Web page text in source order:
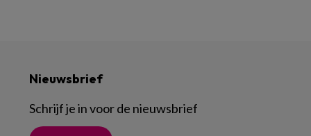
Nieuwsbrief
Schrijf je in voor de nieuwsbrief